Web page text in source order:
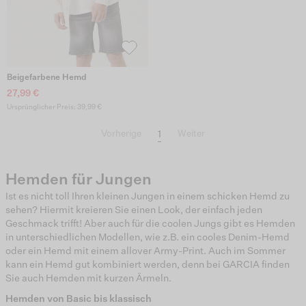
Beigefarbene Hemd
27,99 €
Ursprünglicher Preis: 39,99 €
1
Hemden für Jungen
Ist es nicht toll Ihren kleinen Jungen in einem schicken Hemd zu
sehen? Hiermit kreieren Sie einen Look, der einfach jeden
Geschmack trifft! Aber auch für die coolen Jungs gibt es Hemden
in unterschiedlichen Modellen, wie z.B. ein cooles Denim-Hemd
oder ein Hemd mit einem allover Army-Print. Auch im Sommer
kann ein Hemd gut kombiniert werden, denn bei GARCIA finden
Sie auch Hemden mit kurzen Ärmeln.
Hemden von Basic bis klassisch